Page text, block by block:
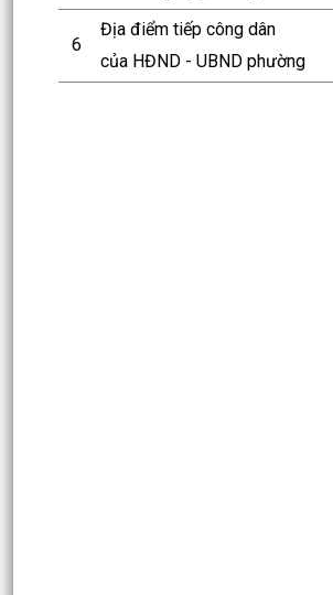
6
Địa điểm tiếp công dân
của HĐND - UBND phường